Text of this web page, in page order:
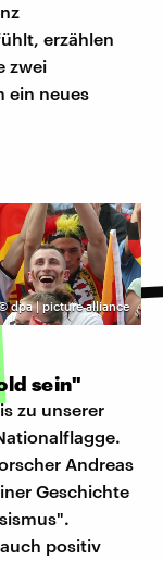
erzählen
zwei
ein neues
dpa | picture alliance
sein"
zu unserer
Andreas
Geschichte
positiv